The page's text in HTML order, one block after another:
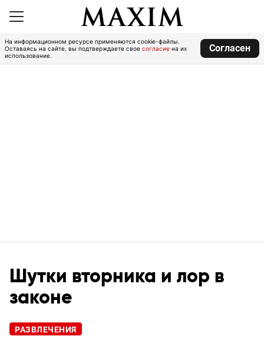
На информационном ресурсе применяются cookie-файлы.
Оставаясь на сайте, вы подтверждаете свое согласие на их
использование.
Согласен
Шутки вторника и лор в
законе
РАЗВЛЕЧЕНИЯ